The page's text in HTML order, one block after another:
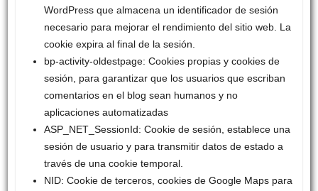
WordPress que almacena un identificador de sesión
necesario para mejorar el rendimiento del sitio web. La
cookie expira al final de la sesión.
bp-activity-oldestpage: Cookies propias y cookies de
sesión, para garantizar que los usuarios que escriban
comentarios en el blog sean humanos y no
aplicaciones automatizadas
ASP_NET_SessionId: Cookie de sesión, establece una
sesión de usuario y para transmitir datos de estado a
través de una cookie temporal.
NID: Cookie de terceros, cookies de Google Maps para